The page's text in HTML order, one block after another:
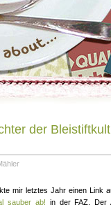
der
mir letztes Jahr einen Link
sauber ab! in der FAZ. Der